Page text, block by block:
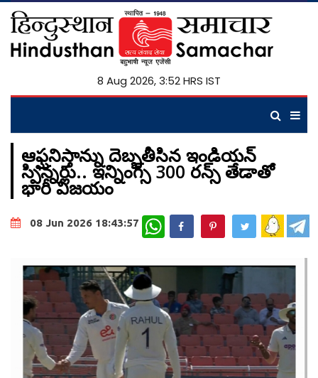
8 Aug 2026, 3:52 HRS IST
ఆఫ్ఘనిస్తాన్ను దెబ్బతీసిన ఇండియన్
స్పిన్నర్లు.. ఇన్నింగ్స్ 300 రన్స్ తేడాతో
భారీ విజయం
08 Jun 2026 18:43:57 WhatsApp